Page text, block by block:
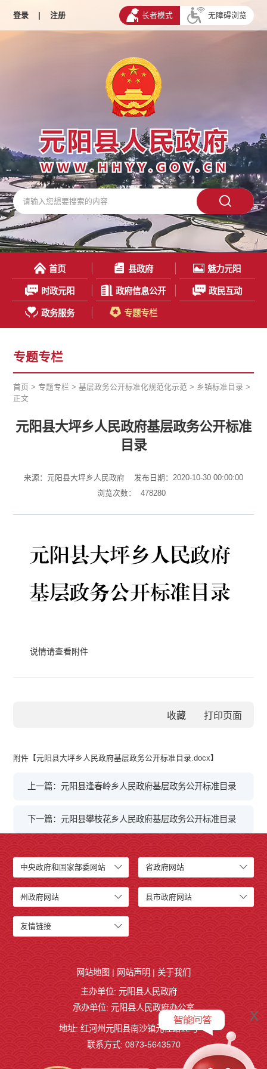
登录 | 注册 长者模式 无障碍浏览
首页 县政府 魅力元阳
时政元阳 政府信息公开 政民互动
政务服务 专题专栏
专题专栏
首页 >专题专栏 >基层政务公开标准化规范化示范 > 乡镇标准目录 >
正文
元阳县大坪乡人民政府基层政务公开标准
目录
来源：元阳县大坪乡人民政府
发布日期：2020-10-30 00:00:00
浏览次数：
478280
说情请查看附件
收藏
附件【元阳县大坪乡人民政府基层政务公开标准目录.docx】
上一篇：元阳县逢春岭乡人民政府基层政务公开标准目录
下一篇：元阳县攀枝花乡人民政府基层政务公开标准目录
中央政府和国家部委网站 省政府网站
州政府网站 县市政府网站
友情链接
x
网站地图 | 网站声明 | 关于我们
主办单位: 元阳县人民政府
承办单位: 元阳县人民政府办公室
地址: 红河州元阳县南沙镇元桂路12号
联系方式: 0873-5643570